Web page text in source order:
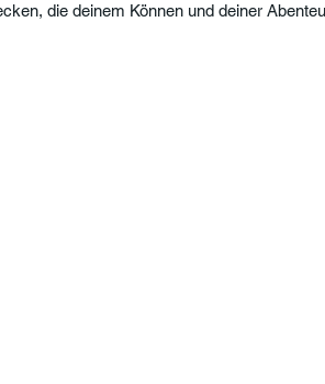
die deinem Können und deiner